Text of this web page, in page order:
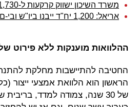
משרד השיכון ישווק קרקעות ל-1,730 דירות ביהודה ושומרון ובירושלים
אריאל: 1,200 יח"ד ייבנו ביו"ש ובי-ם; לפיד: "המכרזים עתה - טעות כפולה"
ההלוואות מוענקות ללא פירוט
החטיבה להתיישבות מחלקת
הראשון הוא הלוואת אמצעי ייצור